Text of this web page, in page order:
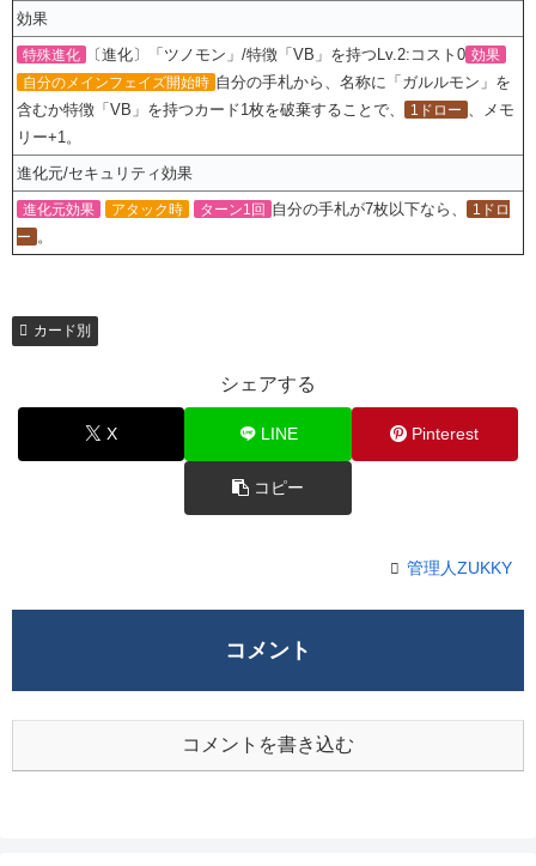
効果
特殊進化 〔進化〕「ツノモン」/特徴「VB」を持つLv.2:コスト0 効果
自分のメインフェイズ開始時 自分の手札から、名称に「ガルルモン」を
含むか特徴「VB」を持つカード1枚を破棄することで、
1ドロー
、メモ
リー+1。
進化元/セキュリティ効果
進化元効果 アタック時 ターン1回 自分の手札が7枚以下なら、
1ドロ
ー 。
カード別
シェアする
X LINE Pinterest
コピー
管理人ZUKKY
コメント
コメントを書き込む